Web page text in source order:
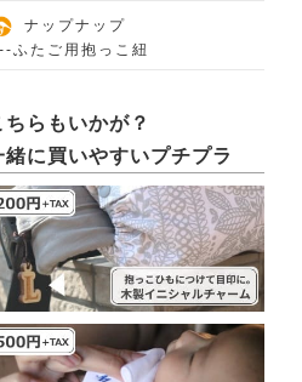
ナップナップ
ふたご用抱っこ紐
ちらもいかが？
緒に買いやすいプチプラ